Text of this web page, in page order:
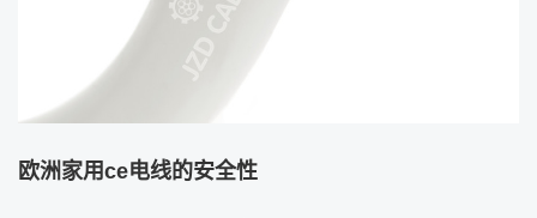
欧洲家用ce电线的安全性